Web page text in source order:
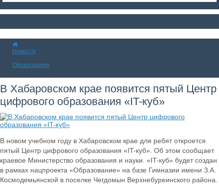
Новости
Образование
В Хабаровском крае появится пятый Центр
цифрового образования «IT-куб»
В новом учебном году в Хабаровском крае для ребят откроется
пятый Центр цифрового образования «IT-куб». Об этом сообщает
краевое Министерство образования и науки. «IT-куб» будет создан
в рамках нацпроекта «Образование» на базе Гимназии имени З.А.
Космодемьянской в поселке Чегдомын Верхнебуреинского района.